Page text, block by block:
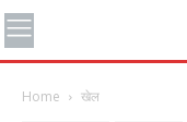
Home खेल